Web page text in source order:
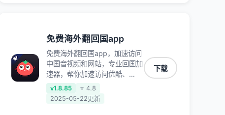
免费海外翻回国app
免费海外翻回国app，加速访问
中国音视频和网站，专业回国加
速器，帮你加速访问优酷、
bilibili、腾讯视频、爱奇艺等，
加速国服游戏，例如原神、阴阳
v1.8.85
⭐ 4.8
2025-05-22更新
下载